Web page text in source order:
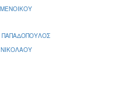
ΠΑΠΑΔΟΠΟΥΛΟΣ